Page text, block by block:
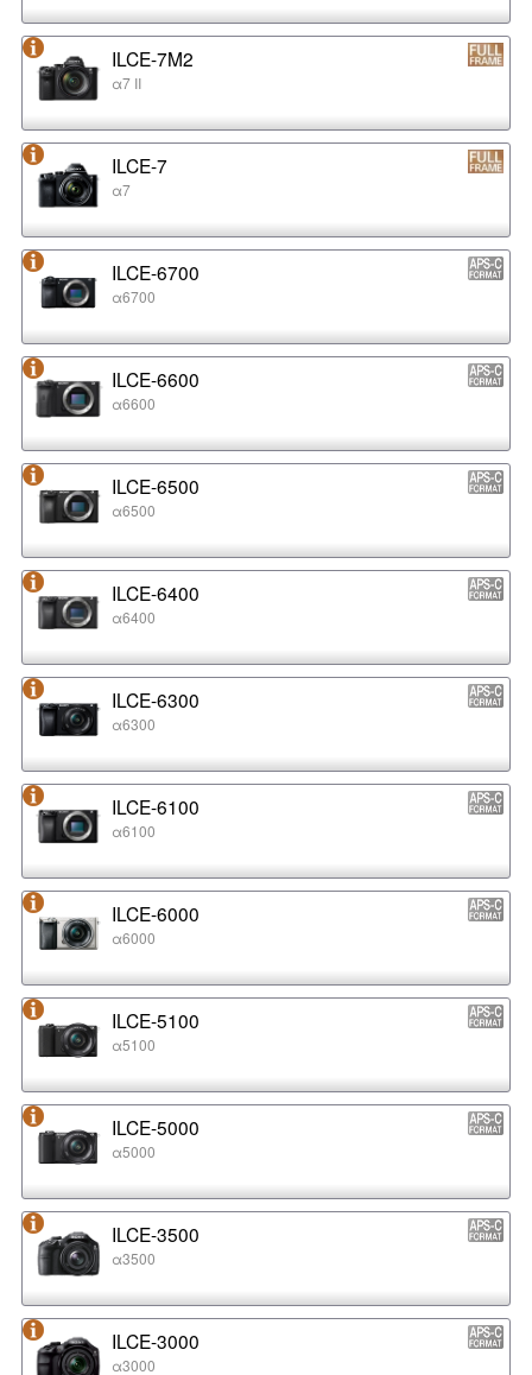
ILCE-7M2
α7 II
ILCE-7
α7
ILCE-6700
α6700
ILCE-6600
α6600
ILCE-6500
α6500
ILCE-6400
α6400
ILCE-6300
α6300
ILCE-6100
α6100
ILCE-6000
α6000
ILCE-5100
α5100
ILCE-5000
α5000
ILCE-3500
α3500
ILCE-3000
α3000